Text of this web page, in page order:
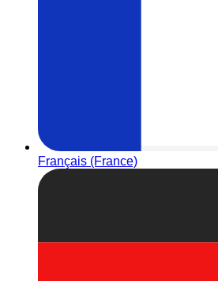
Français (France)